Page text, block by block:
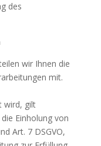
des
wir Ihnen die
mit.
wird, gilt
Einholung von
Art. 7 DSGVO,